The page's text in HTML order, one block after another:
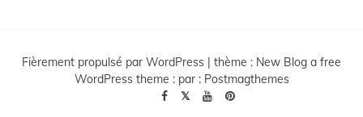
Fièrement propulsé par WordPress thème : New Blog a free
WordPress theme : par : Postmagthemes